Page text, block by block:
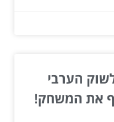
הערבי
את המשחק!